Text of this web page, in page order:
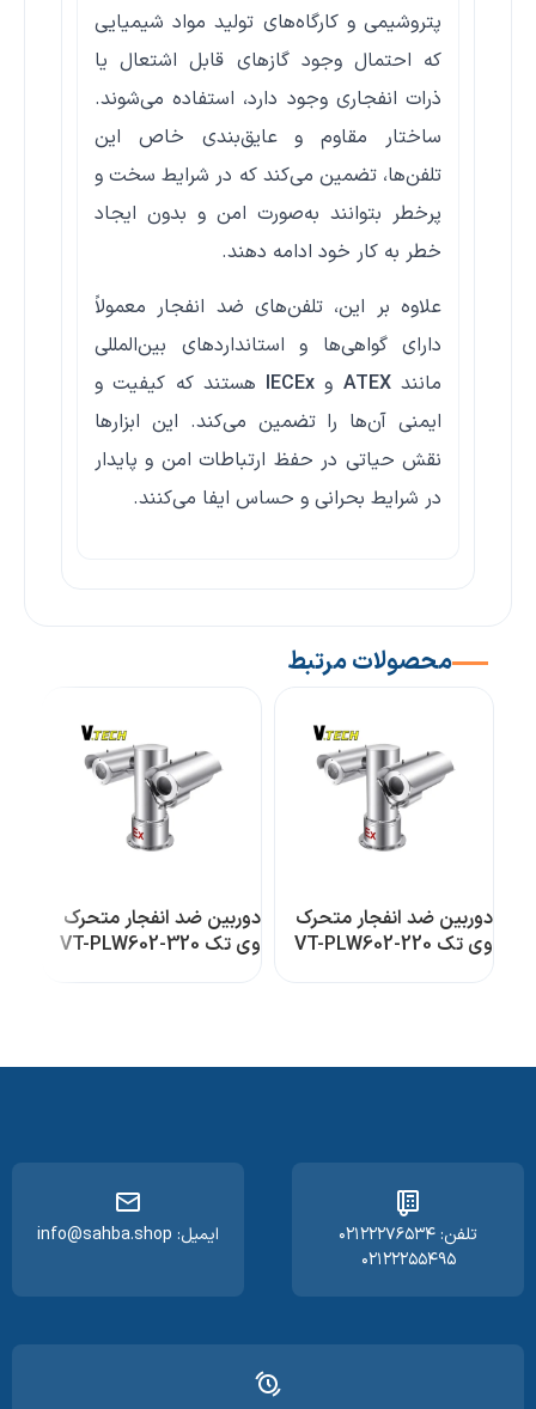
پتروشیمی و کارگاه‌های تولید مواد شیمیایی
که احتمال وجود گازهای قابل اشتعال یا
ذرات انفجاری وجود دارد، استفاده می‌شوند.
ساختار مقاوم و عایق‌بندی خاص این
تلفن‌ها، تضمین می‌کند که در شرایط سخت و
پرخطر بتوانند به‌صورت امن و بدون ایجاد
خطر به کار خود ادامه دهند.
علاوه بر این، تلفن‌های ضد انفجار معمولاً
دارای گواهی‌ها و استانداردهای بین‌المللی
مانندATEX و IECEx هستند که کیفیت و
ایمنی آن‌ها را تضمین می‌کند. این ابزارها
نقش حیاتی در حفظ ارتباطات امن و پایدار
در شرایط بحرانی و حساس ایفا می‌کنند.
محصولات مرتبط
دوربین ضد انفجار متحرک
وی تک VT-PLW602-220
دوربین ضد انفجار متحرک
وی تک VT-PLW602-320
تلفن: ۰۲۱۲۲۲۷۶۵۳۴
۰۲۱۲۲۲۵۵۴۹۵
ایمیل: info@sahba.shop